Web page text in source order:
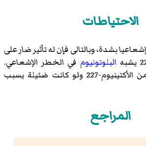
الاحتياطات
227 نشيط إشعاعيا بشدة، وبالتالى فإن له تأثير ضار على
البلوتونيوم في الخطر الإشعاعي.
والتعرض لأي كمية من الأكتينيوم-227 ولو كانت ضئيلة يسبب
المراجع